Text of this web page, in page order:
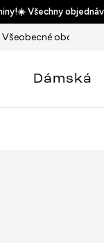
Všechny
Všeobecné obchodní
Dámská